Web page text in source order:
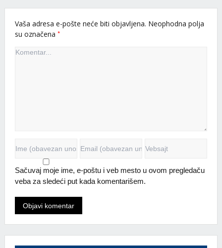
Vaša adresa e-pošte neće biti objavljena. Neophodna polja
su označena *
Sačuvaj moje ime, e-poštu i veb mesto u ovom pregledaču
veba za sledeći put kada komentarišem.